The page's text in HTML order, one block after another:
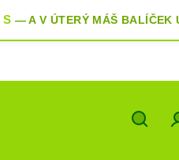
—AV ÚTERÝMÁŠ BALÍČEK U